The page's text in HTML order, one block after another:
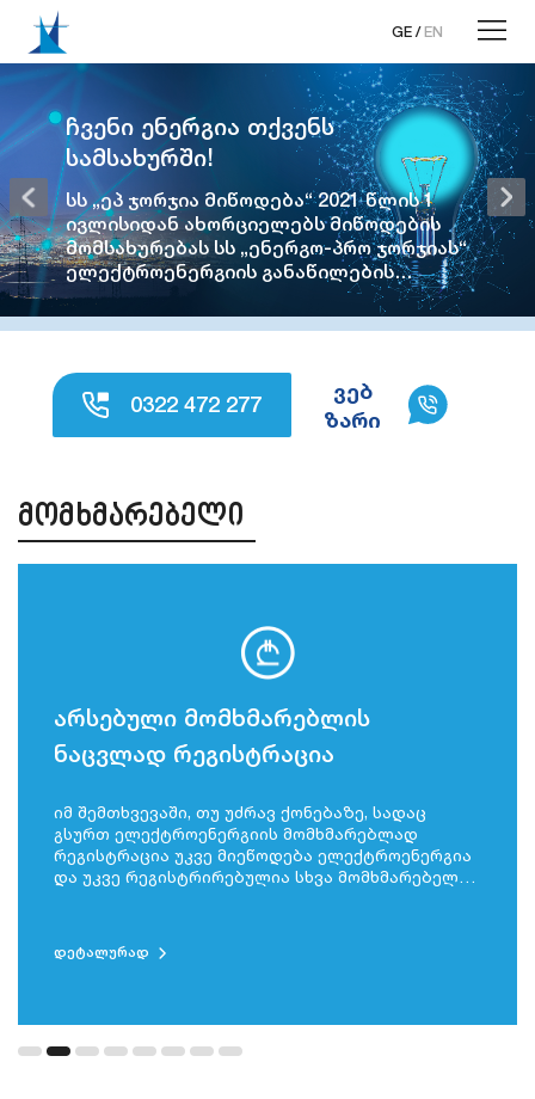
GE /EN
ჩვენი ენერგია თქვენს
სამსახურში!
სს „ეპ ჯორჯია მიწოდება“ 2021 წლის 1
ივლისიდან ახორციელებს მიწოდების
მომსახურებას სს „ენერგო-პრო ჯორჯიას“
ელექტროენერგიის განაწილების
სალიცენზიო არეალში, საჯარო
მომსახურების სახით დაკისრებული
0322 472 277
ვებ
ზარი
მომხმარებელი
არსებული მომხმარებლის
ნაცვლად რეგისტრაცია
იმ შემთხვევაში, თუ უძრავ ქონებაზე, სადაც
გსურთ ელექტროენერგიის მომხმარებლად
რეგისტრაცია უკვე მიეწოდება ელექტროენერგია
და უკვე რეგისტრირებულია სხვა მომხმარებელი,
დეტალურად